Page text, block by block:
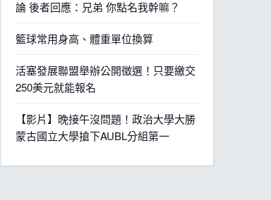
論 後者回應：兄弟 你點名我幹嘛？
籃球常用身高、體重單位換算
活塞發展聯盟舉辦公開徵選！只要繳交
250美元就能報名
【影片】晚接午沒問題！政治大學大勝
蒙古國立大學搶下AUBL分組第一